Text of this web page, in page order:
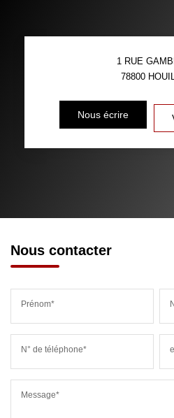
1 RUE
78800
Nous écrire
Nous contacter
Prénom*
N° de téléphone*
Message*